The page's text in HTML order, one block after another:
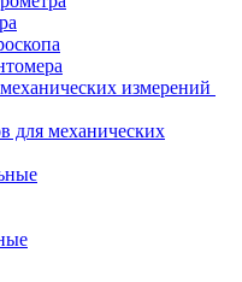
измерений
для механических